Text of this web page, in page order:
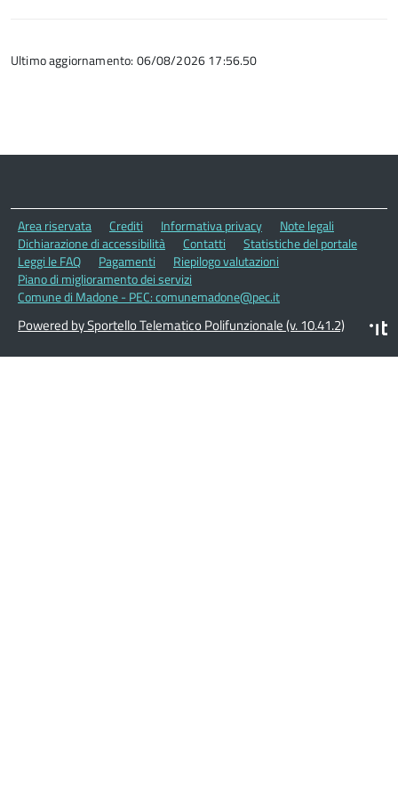
Ultimo aggiornamento: 06/08/2026 17:56.50
Area riservata Crediti Informativa privacy
Note legali
Dichiarazione di accessibilità
Contatti
Statistiche del portale
Leggi le FAQ
Pagamenti
Riepilogo valutazioni
Piano di miglioramento dei servizi
Comune di Madone - PEC: comunemadone@pec.it
Powered by Sportello Telematico Polifunzionale (v. 10.41.2)